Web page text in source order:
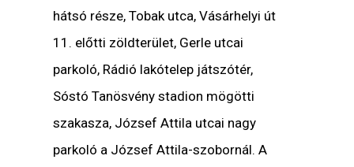
hátsó része, Tobak utca, Vásárhelyi út
11. előtti zöldterület, Gerle utcai
parkoló, Rádió lakótelep játszótér,
Sóstó Tanösvény stadion mögötti
szakasza, József Attila utcai nagy
parkoló a József Attila-szobornál. A